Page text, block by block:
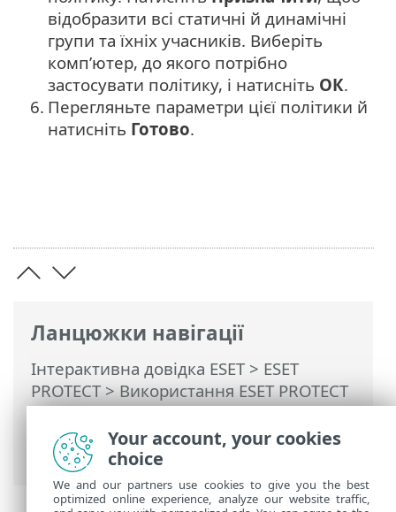
Ланцюжки навігації
Інтерактивна довідка ESET> ESET
PROTECT>Використання ESET PROTECT
>ESET PROTECT Головне меню>
Конфігурація>Додаткові параметри>
Майстер політик
відобразити всі статичні й динамічні
групи та їхніх учасників. Виберіть
комп’ютер, до якого потрібно
застосувати політику, і натисніть ОК.
6. Перегляньте параметри цієї політики й
натисніть Готово.
Your account, your cookies
choice
We and our partners use cookies to give you the best
optimized online experience, analyze our website traffic,